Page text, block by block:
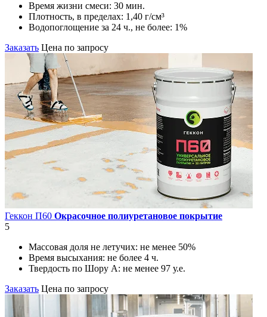
Время жизни смеси: 30 мин.
Плотность, в пределах: 1,40 г/см³
Водопоглощение за 24 ч., не более: 1%
Заказать Цена по запросу
Геккон П60 Окрасочное полиуретановое покрытие
5
Массовая доля не летучих: не менее 50%
Время высыхания: не более 4 ч.
Твердость по Шору А: не менее 97 у.е.
Заказать Цена по запросу